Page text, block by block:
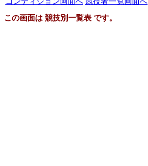
この画面は 競技別一覧表 です。